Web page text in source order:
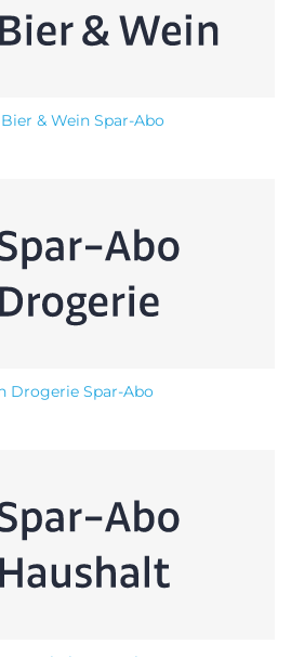
& Wein Spar-Abo
Drogerie Spar-Abo